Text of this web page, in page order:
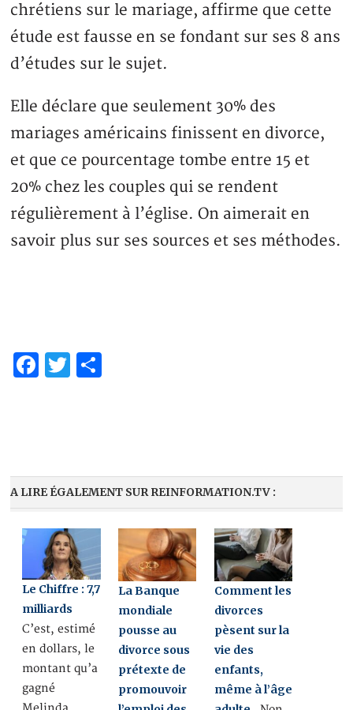
chrétiens sur le mariage, affirme que cette
étude est fausse en se fondant sur ses 8 ans
d’études sur le sujet.
Elle déclare que seulement 30% des
mariages américains finissent en divorce,
et que ce pourcentage tombe entre 15 et
20% chez les couples qui se rendent
régulièrement à l’église. On aimerait en
savoir plus sur ses sources et ses méthodes.
Facebook
Twitter
A LIRE ÉGALEMENT SUR REINFORMATION.TV :
Le Chiffre : 7,7
milliards
C’est, estimé
en dollars, le
montant qu’a
gagné
La Banque
mondiale
pousse au
divorce sous
prétexte de
promouvoir
Comment les
divorces
pèsent sur la
vie des
enfants,
même à l’âge